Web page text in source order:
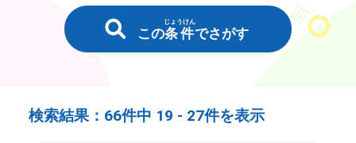
この条件
じょうけん
でさがす
検索結果： 66件中 19 - 27件を表示